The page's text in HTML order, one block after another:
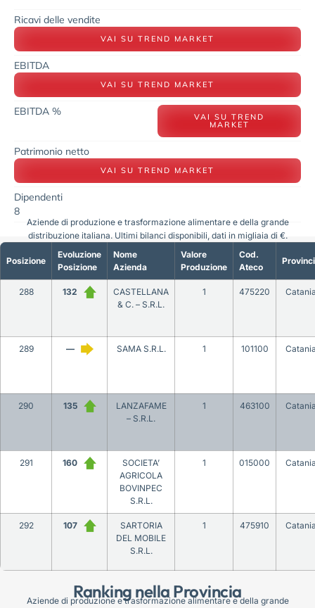
Ricavi delle vendite
VAI SU TREND MARKET
EBITDA
VAI SU TREND MARKET
EBITDA % VAI SU TREND
MARKET
Patrimonio netto
VAI SU TREND MARKET
Dipendenti
8
Ranking nella Provincia
Posizione
Evoluzione
Posizione
Nome
Azienda
Valore
Produzione
Cod.
Ateco
288 132
CASTELLANA
& C. – S.R.L.
1 475220
289 — SAMA S.R.L. 1 101100
290 135
LANZAFAME
– S.R.L.
1 463100
291 160
SOCIETA’
AGRICOLA
BOVINPEC
S.R.L.
1 015000
292 107
SARTORIA
DEL MOBILE
S.R.L.
1 475910
Aziende di produzione e trasformazione alimentare e della grande
distribuzione italiana. Ultimi bilanci disponibili, dati in migliaia di €.
Aziende di produzione e trasformazione alimentare e della grande